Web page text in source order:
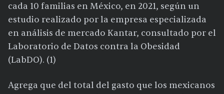
cada 10 familias en México, en 2021, según un
estudio realizado por la empresa especializada
en análisis de mercado Kantar, consultado por el
Laboratorio de Datos contra la Obesidad
(LabDO). (1)
Agrega que del total del gasto que los mexicanos